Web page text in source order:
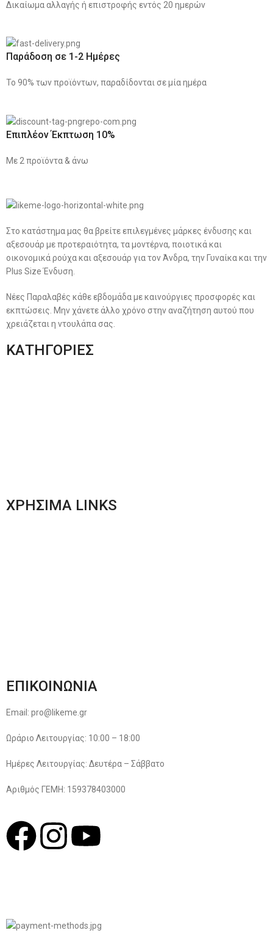
Δικαίωμα αλλαγής ή επιστροφής εντός 20 ημερών
Παράδοση σε 1-2 Ημέρες
Το 90% των προϊόντων, παραδίδονται σε μία ημέρα
Επιπλέον Έκπτωση 10%
Με 2 προϊόντα & άνω
Στο κατάστημα μας θα βρείτε επιλεγμένες μάρκες ένδυσης και
αξεσουάρ με προτεραιότητα, τα μοντέρνα, ποιοτικά και
οικονομικά ρούχα και αξεσουάρ για τον Άνδρα, την Γυναίκα και την
Plus Size Ένδυση.
Νέες Παραλαβές κάθε εβδομάδα με καινούργιες προσφορές και
εκπτώσεις. Μην χάνετε άλλο χρόνο στην αναζήτηση αυτού που
χρειάζεται η ντουλάπα σας.
ΚΑΤΗΓΟΡΙΕΣ
ΧΡΗΣΙΜΑ LINKS
ΕΠΙΚΟΙΝΩΝΙΑ
Email: pro@likeme.gr
Ωράριο Λειτουργίας: 10:00 – 18:00
Ημέρες Λειτουργίας: Δευτέρα – Σάββατο
Αριθμός ΓΕΜΗ: 159378403000